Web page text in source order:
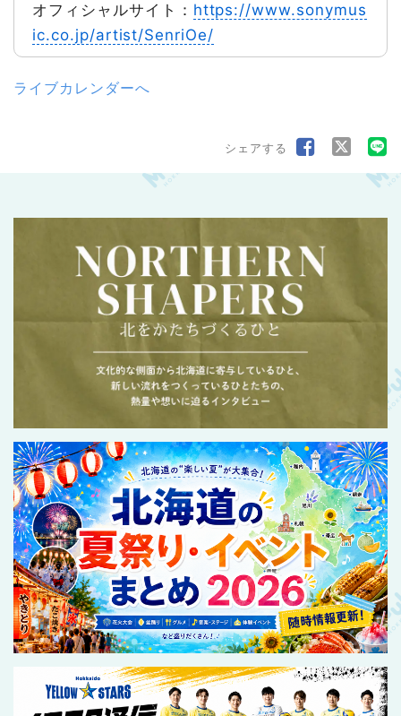
オフィシャルサイト： https://www.sonymus
ic.co.jp/artist/SenriOe/
ライブカレンダーへ
シェアする